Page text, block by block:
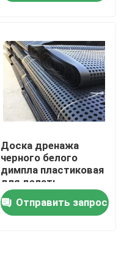
Доска дренажа
черного белого
димпла пластиковая
для делать
водостойким крыши
зеленея
Отправить запрос